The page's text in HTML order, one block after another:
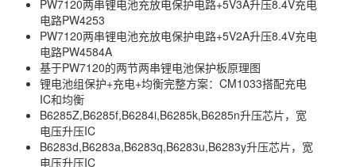
PW7120两串锂电池充放电保护电路+5V3A升压8.4V充电
电路PW4253
PW7120两串锂电池充放电保护电路+5V2A升压8.4V充电
电路PW4584A
基于PW7120的两节两串锂电池保护板原理图
锂电池组保护+充电+均衡完整方案：CM1033搭配充电
IC和均衡
B6285Z,B6285f,B6284i,B6285k,B6285n升压芯片，宽
电压升压IC
B6283d,B6283a,B6283q,B6283u,B6283y升压芯片，宽
电压升压IC